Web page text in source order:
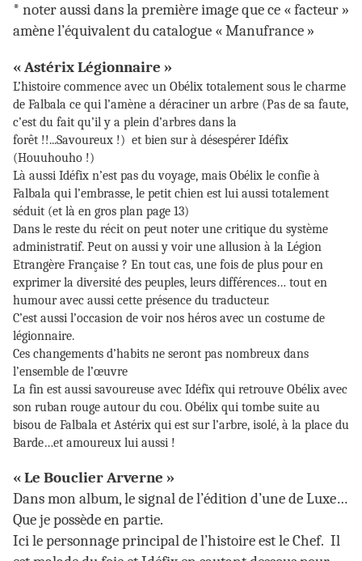
* noter aussi dans la première image que ce « facteur »
amène l’équivalent du catalogue « Manufrance »
« Astérix Légionnaire »
L’histoire commence avec un Obélix totalement sous le charme
de Falbala ce qui l’amène a déraciner un arbre (Pas de sa faute,
c’est du fait qu’il y a plein d’arbres dans la
forêt !!...Savoureux !) et bien sur à désespérer Idéfix
(Houuhouho !)
Là aussi Idéfix n’est pas du voyage, mais Obélix le confie à
Falbala qui l’embrasse, le petit chien est lui aussi totalement
séduit (et là en gros plan page 13)
Dans le reste du récit on peut noter une critique du système
administratif. Peut on aussi y voir une allusion à la Légion
Etrangère Française ? En tout cas, une fois de plus pour en
exprimer la diversité des peuples, leurs différences… tout en
humour avec aussi cette présence du traducteur.
C’est aussi l’occasion de voir nos héros avec un costume de
légionnaire.
Ces changements d’habits ne seront pas nombreux dans
l’ensemble de l’œuvre
La fin est aussi savoureuse avec Idéfix qui retrouve Obélix avec
son ruban rouge autour du cou. Obélix qui tombe suite au
bisou de Falbala et Astérix qui est sur l’arbre, isolé, à la place du
Barde…et amoureux lui aussi !
« Le Bouclier Arverne »
Dans mon album, le signal de l’édition d’une de Luxe…
Que je possède en partie.
Ici le personnage principal de l’histoire est le Chef. Il